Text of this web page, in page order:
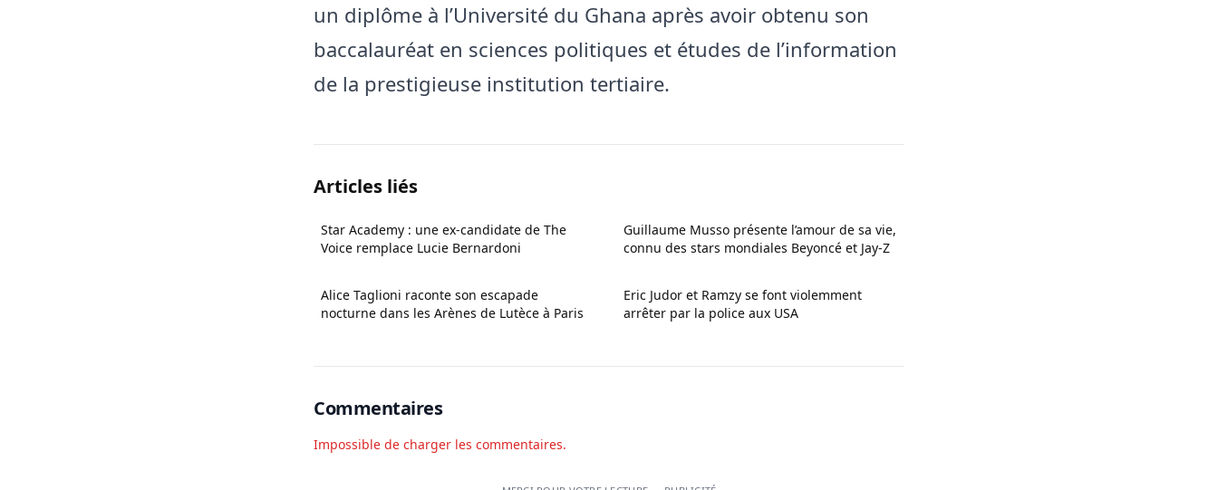
un diplôme à l’Université du Ghana après avoir obtenu son
baccalauréat en sciences politiques et études de l’information
de la prestigieuse institution tertiaire.
Articles liés
Star Academy : une ex-candidate de The
Voice remplace Lucie Bernardoni
Guillaume Musso présente l’amour de sa vie,
connu des stars mondiales Beyoncé et Jay-Z
Alice Taglioni raconte son escapade
nocturne dans les Arènes de Lutèce à Paris
Eric Judor et Ramzy se font violemment
arrêter par la police aux USA
Commentaires
Impossible de charger les commentaires.